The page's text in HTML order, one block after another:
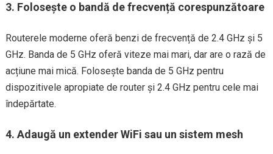
3. Folosește o bandă de frecvență corespunzătoare
Routerele moderne oferă benzi de frecvență de 2.4 GHz și 5
GHz. Banda de 5 GHz oferă viteze mai mari, dar are o rază de
acțiune mai mică. Folosește banda de 5 GHz pentru
dispozitivele apropiate de router și 2.4 GHz pentru cele mai
îndepărtate.
4. Adaugă un extender WiFi sau un sistem mesh